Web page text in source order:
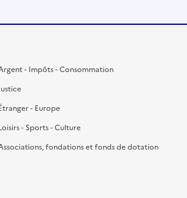
- Impôts - Consommation
- Europe
- Sports - Culture
fondations et fonds de dotation